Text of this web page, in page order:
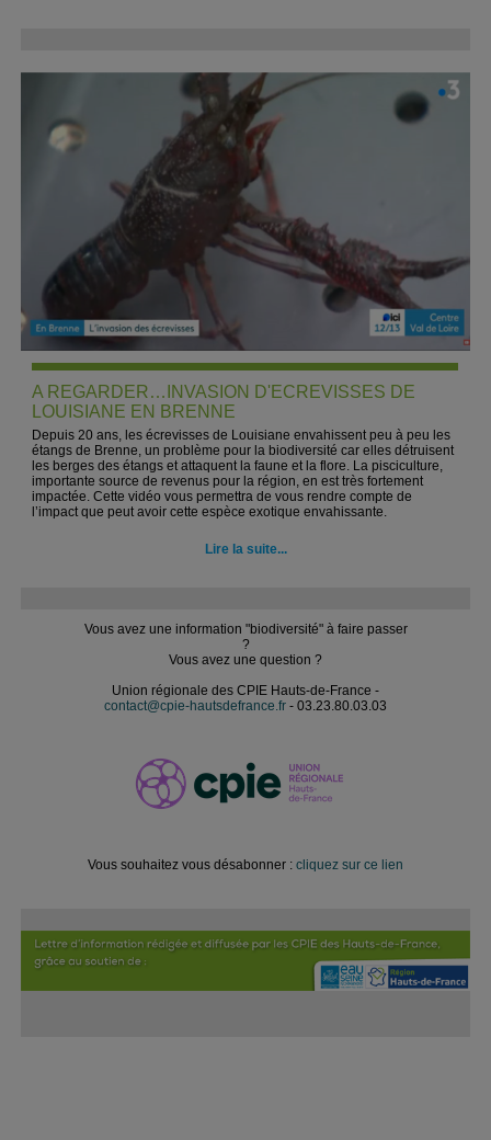
A REGARDER…INVASION D'ECREVISSES DE
LOUISIANE EN BRENNE
Depuis 20 ans, les écrevisses de Louisiane envahissent peu à peu les
étangs de Brenne, un problème pour la biodiversité car elles détruisent
les berges des étangs et attaquent la faune et la flore. La pisciculture,
importante source de revenus pour la région, en est très fortement
impactée. Cette vidéo vous permettra de vous rendre compte de
l’impact que peut avoir cette espèce exotique envahissante.
Lire la suite...
Vous avez une information "biodiversité" à faire passer
?
Vous avez une question ?
Union régionale des CPIE Hauts-de-France -
contact@cpie-hautsdefrance.fr - 03.23.80.03.03
Vous souhaitez vous désabonner : cliquez sur ce lien